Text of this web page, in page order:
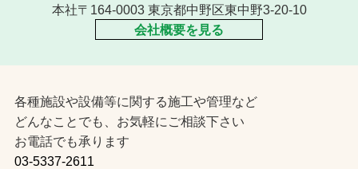
本社〒164-0003 東京都中野区東中野3-20-10
会社概要を見る
各種施設や設備等に関する施工や管理など
どんなことでも、お気軽にご相談下さい
お電話でも承ります
03-5337-2611